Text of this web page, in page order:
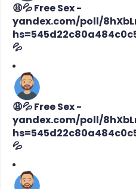
😩💦 Free Sex -
yandex.com/poll/
💦
😩💦 Free Sex -
yandex.com/poll/
💦